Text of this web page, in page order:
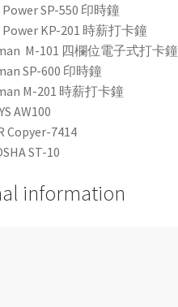
SP-550 印時鐘
KP-201 時薪打卡鐘
M-101 四欄位電子式打卡鐘
SP-600 印時鐘
M-201 時薪打卡鐘
AW100
Copyer-7414
ST-10
information